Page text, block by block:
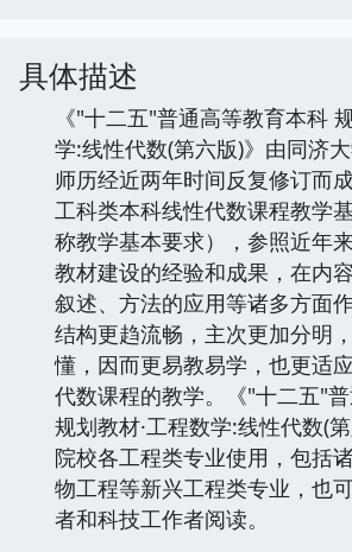
具体描述
《"十二五"普通高等教育本科
学:线性代数(第六版)》由同济
师历经近两年时间反复修订而
工科类本科线性代数课程教学
称教学基本要求），参照近年
教材建设的经验和成果，在内
叙述、方法的应用等诸多方面
结构更趋流畅，主次更加分明
懂，因而更易教易学，也更适
代数课程的教学。《"十二五"
规划教材·工程数学:线性代数(
院校各工程类专业使用，包括
物工程等新兴工程类专业，也
者和科技工作者阅读。